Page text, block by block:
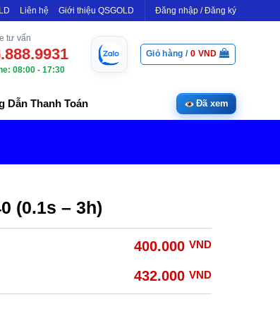
Liên hệ Giới thiệu QSGOLD Đăng nhập / Đăng ký
tư vấn
08:00 - 17:30
Giỏ hàng / 0 VND
Dẫn Thanh Toán Đã xem
(0.1s – 3h)
400.000VND
432.000VND